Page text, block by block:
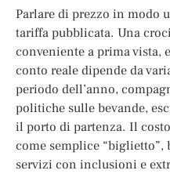
Parlare di prezzo in modo
tariffa pubblicata. Una
conveniente a prima vista,
conto reale dipende da
periodo dell’anno,
politiche sulle bevande,
il porto di partenza. Il
come semplice “biglietto”,
servizi con inclusioni e